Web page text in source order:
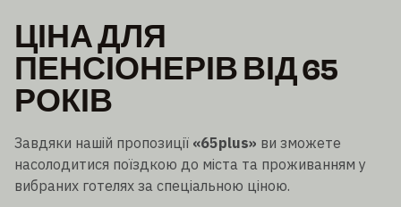
ЦІНА ДЛЯ
ПЕНСІОНЕРІВ ВІД 65
РОКІВ
Завдяки нашій пропозиції «65plus» ви зможете
насолодитися поїздкою до міста та проживанням у
вибраних готелях за спеціальною ціною.